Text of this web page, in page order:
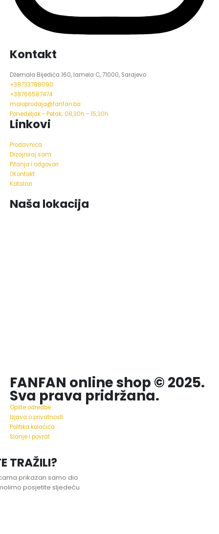
Kontakt
Džemala Bijedića 160, lamela C, 71000, Sarajevo
+38733788090
+38766587474
maloprodaja@fanfan.ba
Ponedeljak - Petak; 08,30h - 15,30h
Linkovi
Prodavnica
Dizajniraj sam
Pitanja i odgovori
Kontakt
Katalozi
Naša lokacija
FANFAN online shop © 2025.
Sva prava pridržana.
Opšte odredbe
Izjava o privatnosti
Politika kolačića
Slanje i povrat
TRAŽILI?
prikazan samo dio
posjetite sljedeću